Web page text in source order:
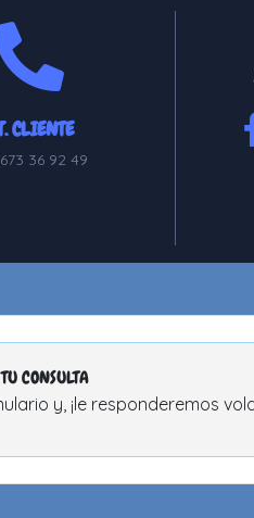
CLIENTE
36 92 49
CONSULTA
y, ¡le responderemos